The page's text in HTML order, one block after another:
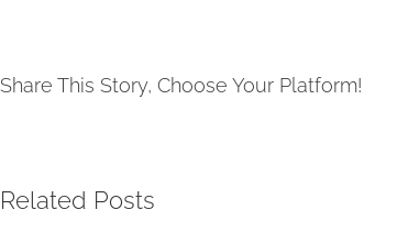
Share This Story, Choose Your Platform!
Related Posts